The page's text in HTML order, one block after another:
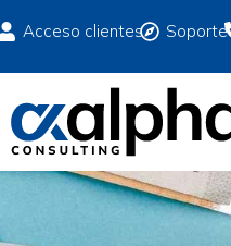
Acceso clientes Soporte